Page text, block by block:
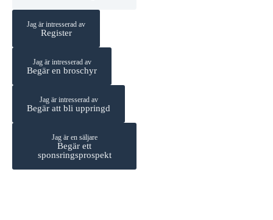
Jag är intresserad av
Register
Jag är intresserad av
Begär en broschyr
Jag är intresserad av
Begär att bli uppringd
Jag är en säljare
Begär ett
sponsringsprospekt